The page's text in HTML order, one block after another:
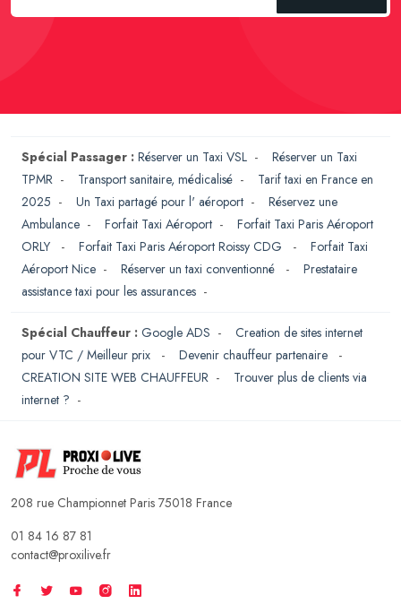
Spécial Passager : Réserver un Taxi VSL - Réserver un Taxi
TPMR - Transport sanitaire, médicalisé - Tarif taxi en France en
2025 - Un Taxi partagé pour l' aéroport - Réservez une
Ambulance - Forfait Taxi Aéroport - Forfait Taxi Paris Aéroport
ORLY
- Forfait Taxi Paris Aéroport Roissy CDG - Forfait Taxi
Aéroport Nice - Réserver un taxi conventionné - Prestataire
assistance taxi pour les assurances -
Spécial Chauffeur : Google ADS - Creation de sites internet
pour VTC / Meilleur prix
- Devenir chauffeur partenaire
-
CREATION SITE WEB CHAUFFEUR - Trouver plus de clients via
internet ? -
208 rue Championnet Paris 75018 France
01 84 16 87 81
contact@proxilive.fr